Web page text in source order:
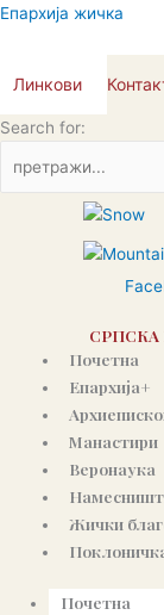
Пређи
Епархија жичка
Линкови
Search for:
СРПСКА
Почетна
Епархија+
Манастири
Веронаука
Жички
Почетна